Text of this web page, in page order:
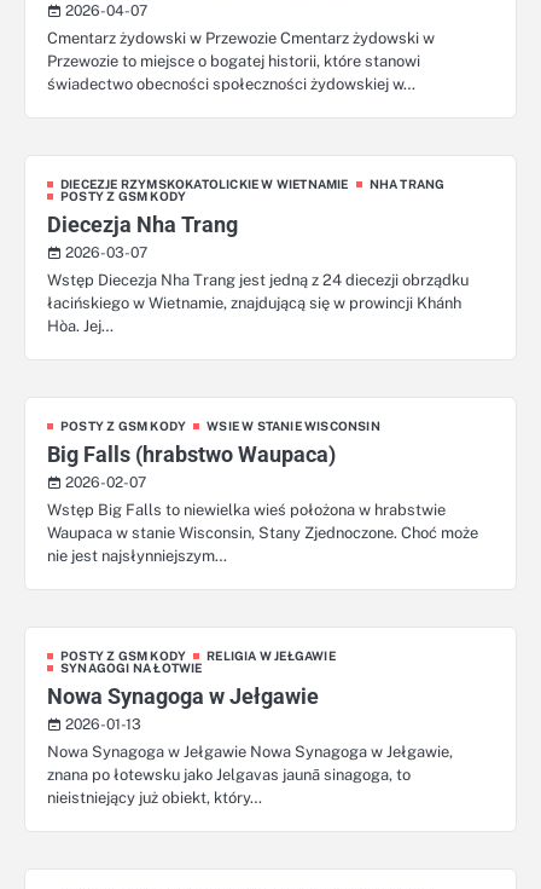
2026-04-07
Cmentarz żydowski w Przewozie Cmentarz żydowski w
Przewozie to miejsce o bogatej historii, które stanowi
świadectwo obecności społeczności żydowskiej w…
DIECEZJE RZYMSKOKATOLICKIE W WIETNAMIE
NHA TRANG
POSTY Z GSM KODY
Diecezja Nha Trang
2026-03-07
Wstęp Diecezja Nha Trang jest jedną z 24 diecezji obrządku
łacińskiego w Wietnamie, znajdującą się w prowincji Khánh
Hòa. Jej…
POSTY Z GSM KODY WSIE W STANIE WISCONSIN
Big Falls (hrabstwo Waupaca)
2026-02-07
Wstęp Big Falls to niewielka wieś położona w hrabstwie
Waupaca w stanie Wisconsin, Stany Zjednoczone. Choć może
nie jest najsłynniejszym…
POSTY Z GSM KODY
RELIGIA W JEŁGAWIE
SYNAGOGI NA ŁOTWIE
Nowa Synagoga w Jełgawie
2026-01-13
Nowa Synagoga w Jełgawie Nowa Synagoga w Jełgawie,
znana po łotewsku jako Jelgavas jaunā sinagoga, to
nieistniejący już obiekt, który…